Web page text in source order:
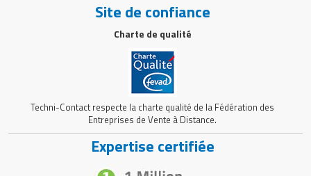
Site de confiance
Charte de qualité
Techni-Contact respecte la charte qualité de la Fédération des
Entreprises de Vente à Distance.
Expertise certifiée